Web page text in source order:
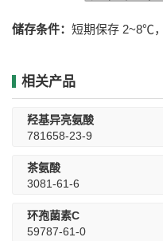
储存条件： 短期保存 2~8℃
相关产品
羟基异亮氨酸
781658-23-9
茶氨酸
3081-61-6
环孢菌素C
59787-61-0